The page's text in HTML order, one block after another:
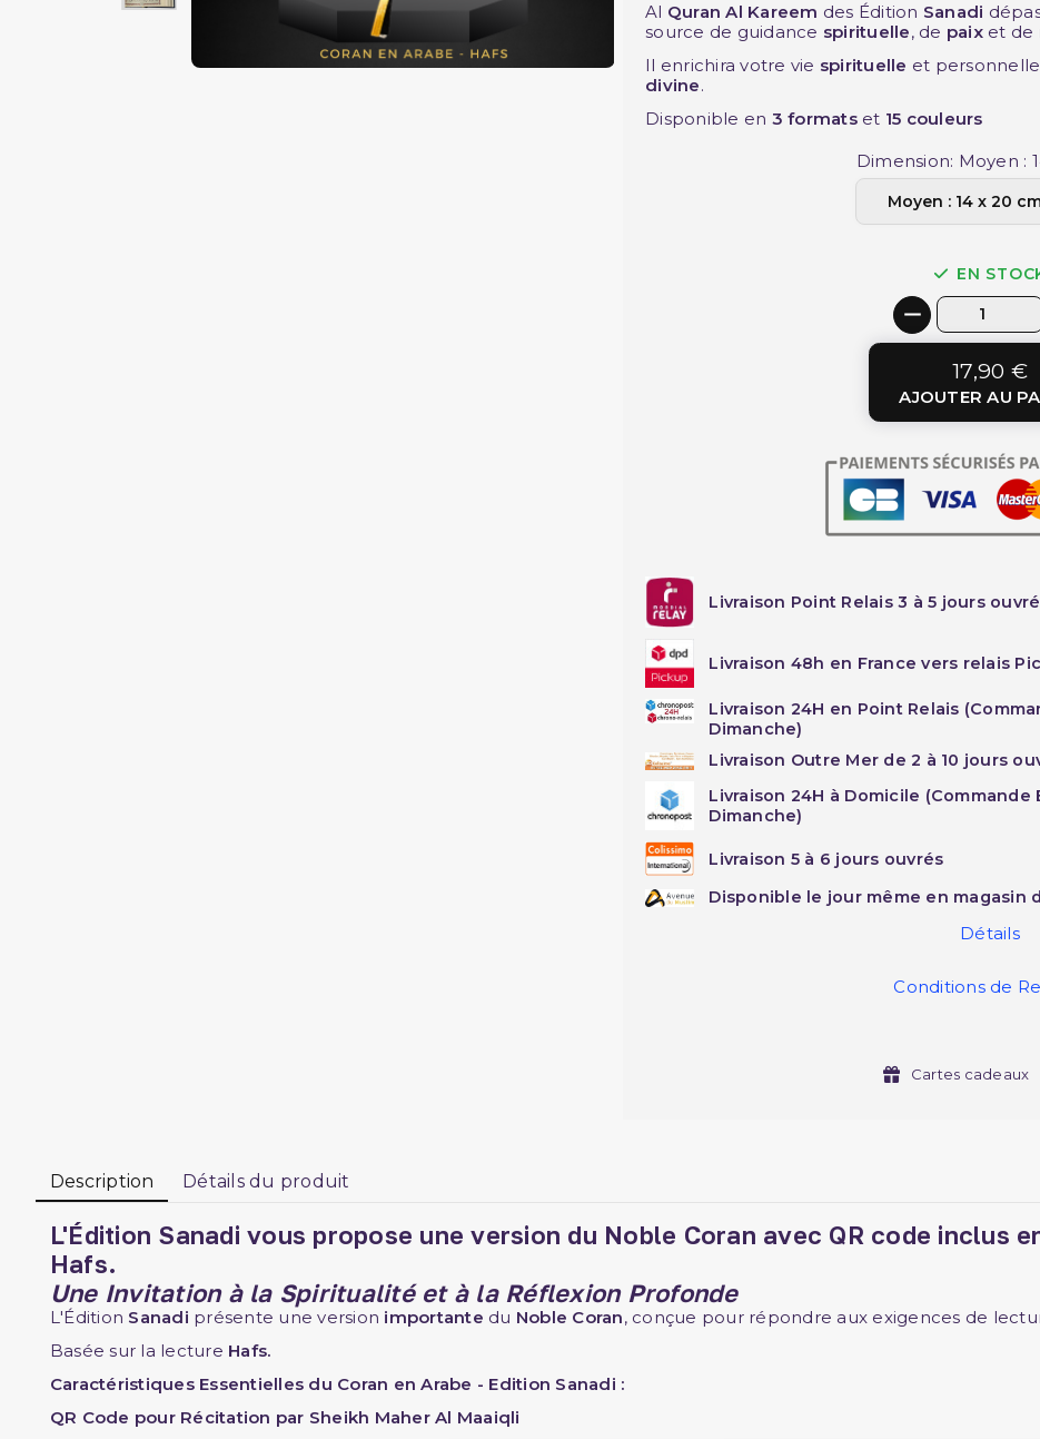
Al Quran Al Kareem des Édition Sanadi
source de guidance spirituelle, de paix et de
Il enrichira votre vie spirituelle et
divine.
Disponible en 3 formatset 15 couleurs
Dimension: Moyen :
EN
17,90 €
AJOUTER AU
Livraison Point Relais 3 à 5 jours
Livraison 48h en France vers relais
Livraison 24H en Point Relais
Dimanche)
Livraison Outre Mer de 2 à 10 jours
Livraison 24H à Domicile (Commande
Dimanche)
Livraison 5 à 6 jours ouvrés
Disponible le jour même en magasin
Détails
Conditions de
Cartes cadeaux
Description Détails du produit
L'Édition Sanadivous propose une version du Noble Coran avec QR code inclus
Hafs.
Une Invitation à la Spiritualité et à la Réflexion Profonde
L'Édition Sanadi présente une version importante du Noble Coran, conçue pour répondre aux exigences de
Basée sur la lecture Hafs.
Caractéristiques Essentielles du Coran en Arabe - Edition Sanadi :
QR Code pour Récitation par Sheikh Maher Al Maaiqli